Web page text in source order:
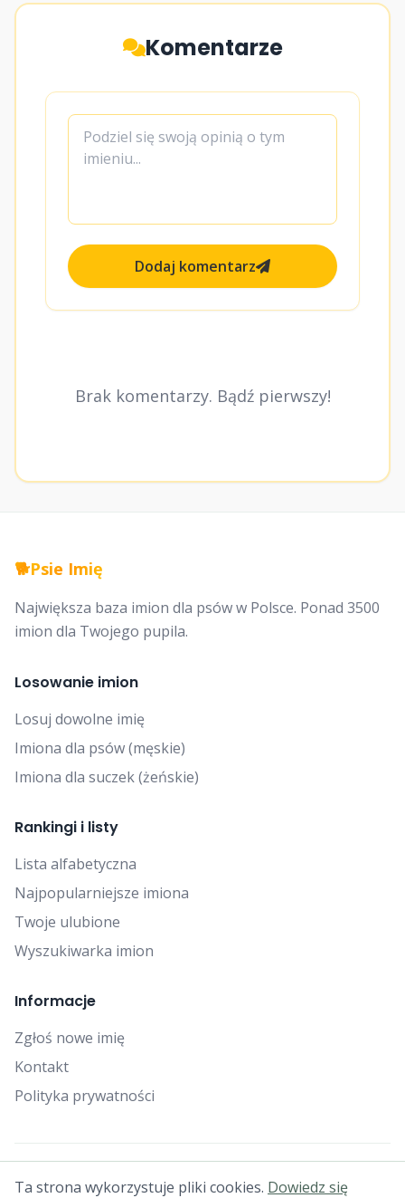
Komentarze
Dodaj komentarz
Brak komentarzy. Bądź pierwszy!
🐕Psie Imię
Największa baza imion dla psów w Polsce. Ponad 3500
imion dla Twojego pupila.
Losowanie imion
Losuj dowolne imię
Imiona dla psów (męskie)
Imiona dla suczek (żeńskie)
Rankingi i listy
Lista alfabetyczna
Najpopularniejsze imiona
Twoje ulubione
Wyszukiwarka imion
Informacje
Zgłoś nowe imię
Kontakt
Polityka prywatności
© 2025 Falcon Bytes. Wszelkie prawa zastrzeżone.
Ta strona wykorzystuje pliki cookies. Dowiedz się